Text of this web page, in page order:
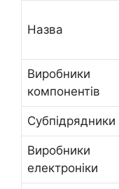
Назва
Виробники
компонентів
Субпідрядники
Виробники
електроніки